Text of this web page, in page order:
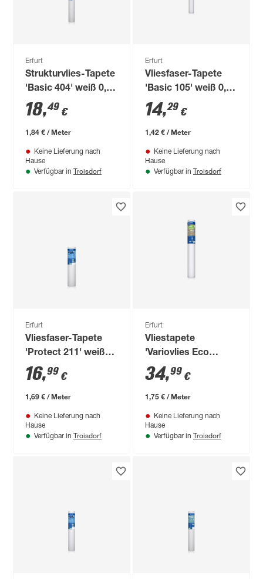
Erfurt
Strukturvlies-Tapete
'Basic 404' weiß 0,53
x 10,05 m
18,49 €
1,84 € / Meter
Keine Lieferung nach
Hause
Verfügbar in Troisdorf
Erfurt
Vliesfaser-Tapete
'Basic 105' weiß 0,53
x 10,05 m
14,29 €
1,42 € / Meter
Keine Lieferung nach
Hause
Verfügbar in Troisdorf
Erfurt
Vliesfaser-Tapete
'Protect 211' weiß
0,53 x 10,05 m
16,99 €
1,69 € / Meter
Keine Lieferung nach
Hause
Verfügbar in Troisdorf
Erfurt
Vliestapete
'Variovlies Eco
Green' weiß 0,75 x
20 m
34,99 €
1,75 € / Meter
Keine Lieferung nach
Hause
Verfügbar in Troisdorf